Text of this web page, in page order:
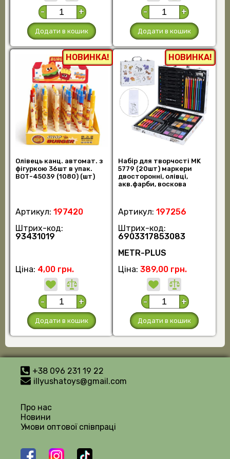
- +
Додати в кошик
- +
Додати в кошик
НОВИНКА!
Олівець канц. автомат. з
фігуркою 36шт в упак.
ВОТ-45039 (1080) (шт)
Артикул: 197420
Штрих-код:
93431019
Ціна: 4,00 грн.
- +
Додати в кошик
НОВИНКА!
Набір для творчості MK
5779 (20шт) маркери
двосторонні, олівці,
акв.фарби, воскова
Артикул: 197256
Штрих-код:
6903317853083
METR-PLUS
Ціна: 389,00 грн.
- +
Додати в кошик
+38 096 231 19 22
illyushatoys@gmail.com
Про нас
Новини
Умови оптової співпраці